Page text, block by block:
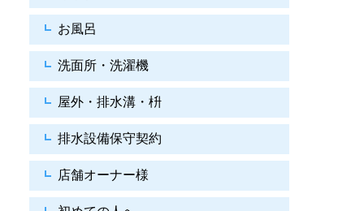
お風呂
洗面所・洗濯機
屋外・排水溝・枡
排水設備保守契約
店舗オーナー様